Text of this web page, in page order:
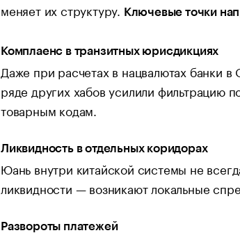
меняет их структуру.
Ключевые точки
Комплаенс в транзитных юрисдикциях
Даже при расчетах в нацвалютах банки
ряде других хабов усилили фильтрацию
товарным кодам.
Ликвидность в отдельных коридорах
Юань внутри китайской системы не
ликвидности — возникают локальные
Развороты платежей